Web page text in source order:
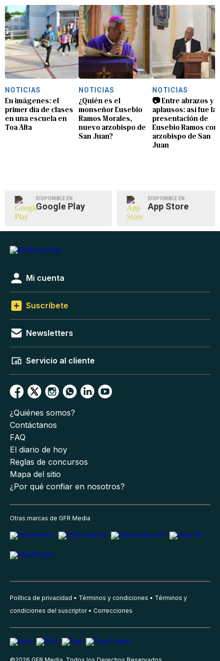
NOTICIAS
En imágenes: el
primer día de clases
en una escuela en
Toa Alta
NOTICIAS
¿Quién es el
monseñor Eusebio
Ramos Morales,
nuevo arzobispo de
San Juan?
NOTICIAS
📷 Entre abrazos y
aplausos: así fue la
presentación de
Eusebio Ramos
arzobispo de San
Juan
DISPONIBLE EN
Google Play
DISPONIBLE EN
App Store
Mi cuenta
Suscríbete
Newsletters
Servicio al cliente
¿Quiénes somos?
Contáctanos
FAQ
El diario de hoy
Reglas de concursos
Mapa del sitio
¿Por qué confiar en nosotros?
Otras marcas de GFR Media
Política de privacidad Términos y condiciones
Términos y
condiciones del suscriptor
Correcciones